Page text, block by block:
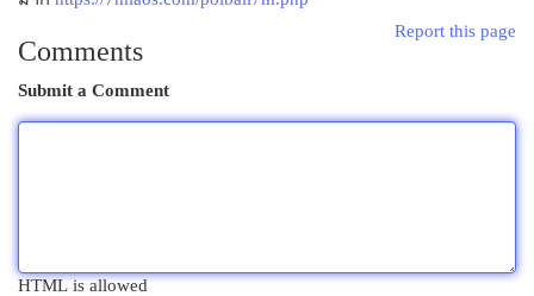
Report this page
Comments
Submit a Comment
HTML is allowed